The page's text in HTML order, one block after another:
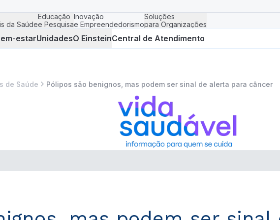
da Saúde
Educação
e Pesquisa
Inovação
e Empreendedorismo
Soluções
para Organizações
estarUnidadesO EinsteinCentral de Atendimento
de Saúde Pólipos são benignos, mas podem ser sinal de alerta para câncer